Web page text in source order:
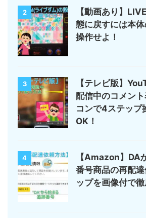
2
【動画あり】
態に戻すには本
操作せよ！
3
【テレビ版】
配信中のコメン
コンで4ステップ
OK！
4
【Amazon】DA
番号商品の再配
ップを画像付で徹